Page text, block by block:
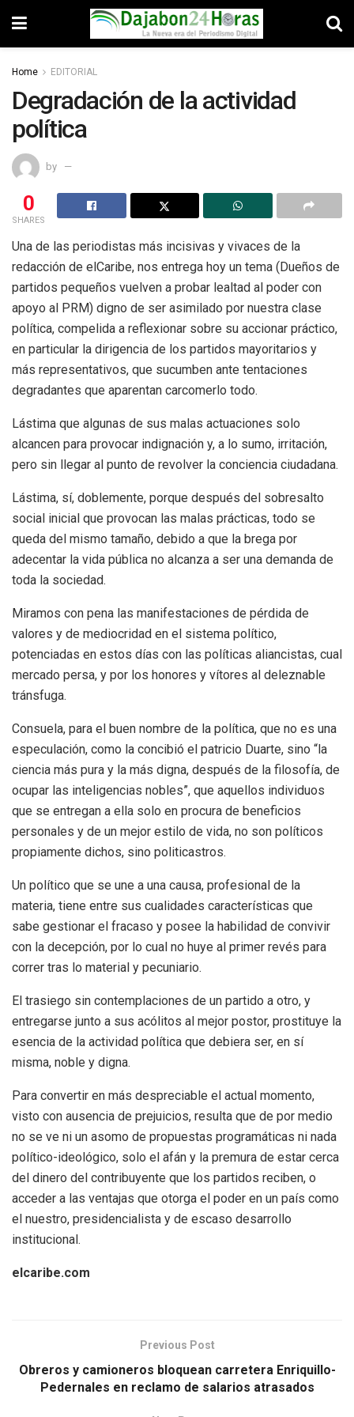
Home EDITORIAL
Degradación de la actividad
política
by
0
SHARES
Una de las periodistas más incisivas y vivaces de la
redacción de elCaribe, nos entrega hoy un tema (Dueños de
partidos pequeños vuelven a probar lealtad al poder con
apoyo al PRM) digno de ser asimilado por nuestra clase
política, compelida a reflexionar sobre su accionar práctico,
en particular la dirigencia de los partidos mayoritarios y
más representativos, que sucumben ante tentaciones
degradantes que aparentan carcomerlo todo.
Lástima que algunas de sus malas actuaciones solo
alcancen para provocar indignación y, a lo sumo, irritación,
pero sin llegar al punto de revolver la conciencia ciudadana.
Lástima, sí, doblemente, porque después del sobresalto
social inicial que provocan las malas prácticas, todo se
queda del mismo tamaño, debido a que la brega por
adecentar la vida pública no alcanza a ser una demanda de
toda la sociedad.
Miramos con pena las manifestaciones de pérdida de
valores y de mediocridad en el sistema político,
potenciadas en estos días con las políticas aliancistas, cual
mercado persa, y por los honores y vítores al deleznable
tránsfuga.
Consuela, para el buen nombre de la política, que no es una
especulación, como la concibió el patricio Duarte, sino “la
ciencia más pura y la más digna, después de la filosofía, de
ocupar las inteligencias nobles”, que aquellos individuos
que se entregan a ella solo en procura de beneficios
personales y de un mejor estilo de vida, no son políticos
propiamente dichos, sino politicastros.
Un político que se une a una causa, profesional de la
materia, tiene entre sus cualidades características que
sabe gestionar el fracaso y posee la habilidad de convivir
con la decepción, por lo cual no huye al primer revés para
correr tras lo material y pecuniario.
El trasiego sin contemplaciones de un partido a otro, y
entregarse junto a sus acólitos al mejor postor, prostituye la
esencia de la actividad política que debiera ser, en sí
misma, noble y digna.
Para convertir en más despreciable el actual momento,
visto con ausencia de prejuicios, resulta que de por medio
no se ve ni un asomo de propuestas programáticas ni nada
político-ideológico, solo el afán y la premura de estar cerca
del dinero del contribuyente que los partidos reciben, o
acceder a las ventajas que otorga el poder en un país como
el nuestro, presidencialista y de escaso desarrollo
institucional.
elcaribe.com
Previous Post
Obreros y camioneros bloquean carretera Enriquillo-
Pedernales en reclamo de salarios atrasados